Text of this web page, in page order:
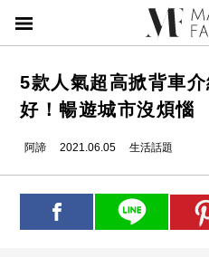
5款人氣超高掀背車
好！暢遊城市沒煩惱
阿諦 2021.06.05 生活話題